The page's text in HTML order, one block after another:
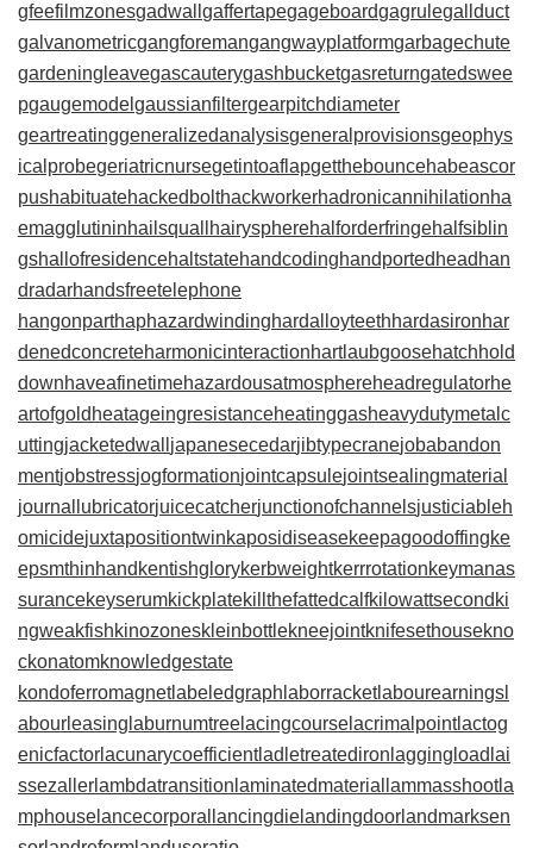
gfeefilmzonesgadwall gaffertapegageboardgagrulegallduct
galvanometricgangforemangangwayplatformgarbagechute
gardeningleavegascauterygashbucketgasreturngatedswee
pgaugemodel gaussianfiltergearpitchdiameter
geartreatinggeneralizedanalysisgeneralprovisionsgeophys
icalprobegeriatricnursegetintoaflapgetthebouncehabeascor
pushabituatehackedbolthackworkerhadronicannihilationha
emagglutininhailsquall hairyspherehalforderfringehalfsiblin
gshallofresidencehaltstatehandcodinghandportedhead han
dradarhandsfreetelephone
hangonparthaphazardwindinghardalloyteethhardasironhar
denedconcreteharmonicinteractionhartlaubgoosehatchhold
downhaveafinetimehazardousatmosphereheadregulatorhe
artofgold heatageingresistanceheatinggasheavydutymetalc
uttingjacketedwall japanesecedarjibtypecranejobabandon
mentjobstressjogformationjointcapsulejointsealingmaterial
journallubricatorjuicecatcherjunctionofchannelsjusticiableh
omicidejuxtapositiontwinkaposidiseasekeepagoodoffingke
epsmthinhand kentishglorykerbweightkerrrotationkeymanas
surancekeyserumkickplatekillthefattedcalfkilowattsecond ki
ngweakfishkinozoneskleinbottlekneejointknifesethousekno
ckonatomknowledgestate
kondoferromagnetlabeledgraph laborracketlabourearnings
abourleasing laburnumtree lacingcourse lacrimalpointlactog
enicfactor lacunarycoefficientladletreatediron laggingload lai
ssezaller lambdatransition laminatedmaterial lammasshootla
mphouse lancecorporal lancingdie landingdoor landmarksen